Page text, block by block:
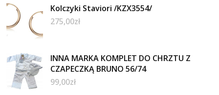
Kolczyki Staviori /KZX3554/
275,00zł
INNA MARKA KOMPLET DO CHRZTU Z
CZAPECZKĄ BRUNO 56/74
99,00zł